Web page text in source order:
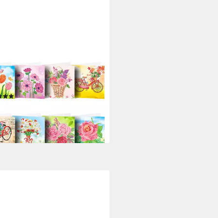
8pcs 5d Diamond
Cartoon Blume Muster
Grußkarte
(3)
- in 2-3 Werktagen bei dir